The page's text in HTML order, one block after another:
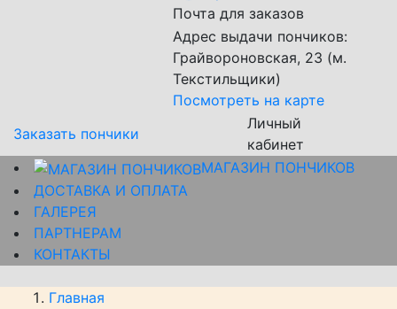
Почта для заказов
Адрес выдачи пончиков:
Грайвороновская, 23 (м.
Текстильщики)
Посмотреть на карте
Заказать пончики
Личный
кабинет
МАГАЗИН ПОНЧИКОВ
ДОСТАВКА И ОПЛАТА
ГАЛЕРЕЯ
ПАРТНЕРАМ
КОНТАКТЫ
Главная